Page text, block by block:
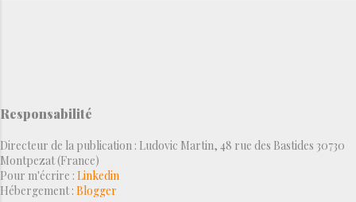
Responsabilité
Directeur de la publication : Ludovic Martin, 48 rue des Bastides 30730
Montpezat (France)
Pour m'écrire : Linkedin
Hébergement : Blogger